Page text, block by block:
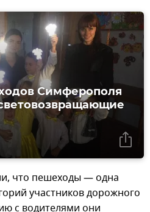
Симферополя
что пешеходы — одна
участников дорожного
с водителями они